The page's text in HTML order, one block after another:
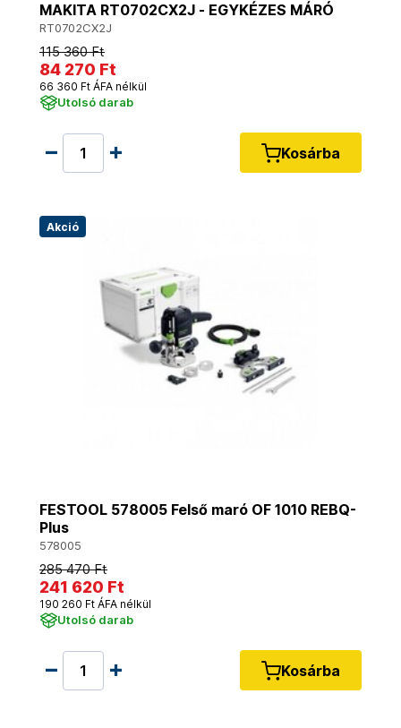
MAKITA RT0702CX2J - EGYKÉZES MÁRÓ
RT0702CX2J
115 360 Ft
84 270 Ft
66 360 Ft ÁFA nélkül
Utolsó darab
Kosárba
Akció
FESTOOL 578005 Felső maró OF 1010 REBQ-
Plus
578005
285 470 Ft
241 620 Ft
190 260 Ft ÁFA nélkül
Utolsó darab
Kosárba